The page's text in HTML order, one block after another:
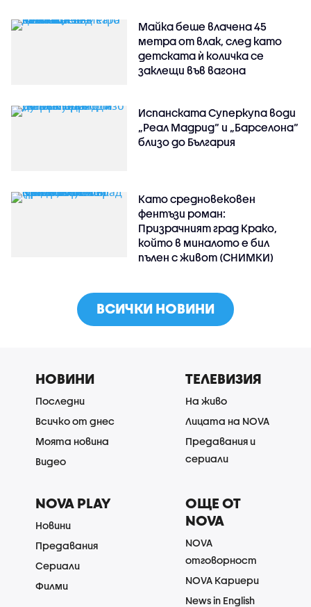
Майка беше влачена 45
метра от влак, след като
детската ѝ количка се
заклещи във вагона
Испанската Суперкупа води
„Реал Мадрид“ и „Барселона“
близо до България
Като средновековен
фентъзи роман:
Призрачният град Крако,
който в миналото е бил
пълен с живот (СНИМКИ)
ВСИЧКИ НОВИНИ
НОВИНИ
Последни
Всичко от днес
Моята новина
Видео
ТЕЛЕВИЗИЯ
На живо
Лицата на NOVA
Предавания и
сериали
NOVA PLAY
Новини
Предавания
Сериали
Филми
ОЩЕ ОТ
NOVA
NOVA
отговорност
NOVA Кариери
News in English